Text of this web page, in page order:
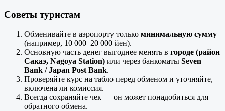
Советы туристам
Обменивайте в аэропорту только минимальную сумму
(например, 10 000–20 000 йен).
Основную часть денег выгоднее менять в городе (район
Сакаэ, Nagoya Station) или через банкоматы Seven
Bank / Japan Post Bank.
Проверяйте курс на табло перед обменом и уточняйте,
включена ли комиссия.
Всегда сохраняйте чек — он может понадобиться для
обратного обмена.